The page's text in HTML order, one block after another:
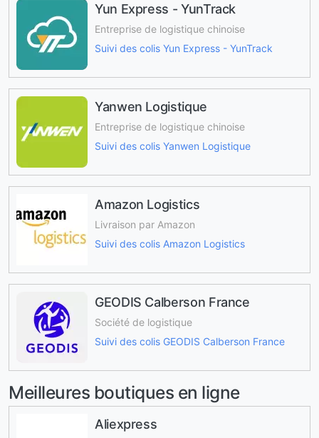
Yun Express - YunTrack
Entreprise de logistique chinoise
Suivi des colis Yun Express - YunTrack
Yanwen Logistique
Entreprise de logistique chinoise
Suivi des colis Yanwen Logistique
Amazon Logistics
Livraison par Amazon
Suivi des colis Amazon Logistics
GEODIS Calberson France
Société de logistique
Suivi des colis GEODIS Calberson France
Meilleures boutiques en ligne
Aliexpress